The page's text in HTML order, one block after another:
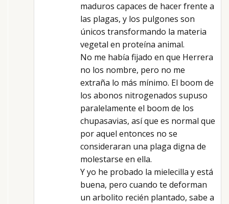
maduros capaces de hacer frente a
las plagas, y los pulgones son
únicos transformando la materia
vegetal en proteína animal.
No me había fijado en que Herrera
no los nombre, pero no me
extraña lo más mínimo. El boom de
los abonos nitrogenados supuso
paralelamente el boom de los
chupasavias, así que es normal que
por aquel entonces no se
consideraran una plaga digna de
molestarse en ella.
Y yo he probado la mielecilla y está
buena, pero cuando te deforman
un arbolito recién plantado, sabe a